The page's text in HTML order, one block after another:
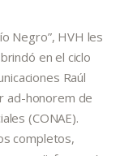
Negro”, HVH les
en el ciclo
Raúl
ad-honorem de
(CONAE).
completos,